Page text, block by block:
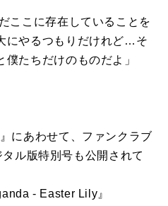
ここに存在していることを
にやるつもりだけれど…そ
たちだけのものだよ」
にあわせて、ファンクラブ
ル版特別号も公開されて
- Easter Lily』